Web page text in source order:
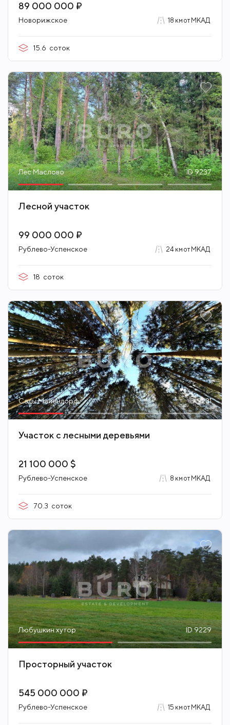
89 000 000 ₽
Новорижское 18 км от МКАД
15.6 соток
Лес Маслово ID 9237
Лесной участок
99 000 000 ₽
Рублево-Успенское 24 км от МКАД
18 соток
Сады Майендорф ID 9231
Участок с лесными деревьями
21 100 000 $
Рублево-Успенское 8 км от МКАД
70.3 соток
Любушкин хутор ID 9229
Просторный участок
545 000 000 ₽
Рублево-Успенское 15 км от МКАД